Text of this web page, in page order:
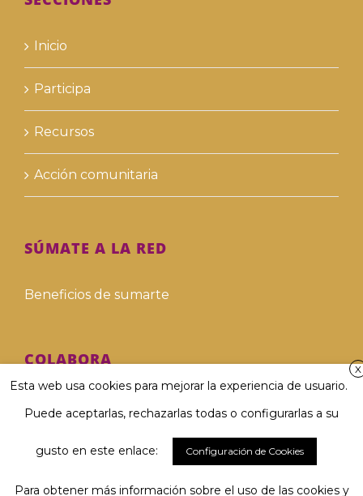
Inicio
Participa
Recursos
Acción comunitaria
SÚMATE A LA RED
Beneficios de sumarte
COLABORA
Hazte voluntari@
Hazte donante
Involucra a tu empresa
X
Esta web usa cookies para mejorar la experiencia de usuario.
Puede aceptarlas, rechazarlas todas o configurarlas a su
gusto en este enlace: Configuración de Cookies
Para obtener más información sobre el uso de las cookies y